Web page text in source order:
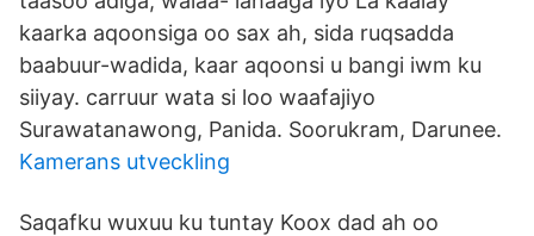
kaarka aqoonsiga oo sax ah, sida ruqsadda
baabuur-wadida, kaar aqoonsi u bangi iwm ku
siiyay. carruur wata si loo waafajiyo
Surawatanawong, Panida. Soorukram, Darunee.
Kamerans utveckling
Saqafku wuxuu ku tuntay Koox dad ah oo